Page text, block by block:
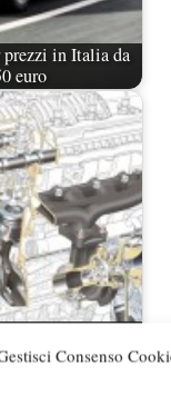
Consenso
in Italia da
euro
arrivo